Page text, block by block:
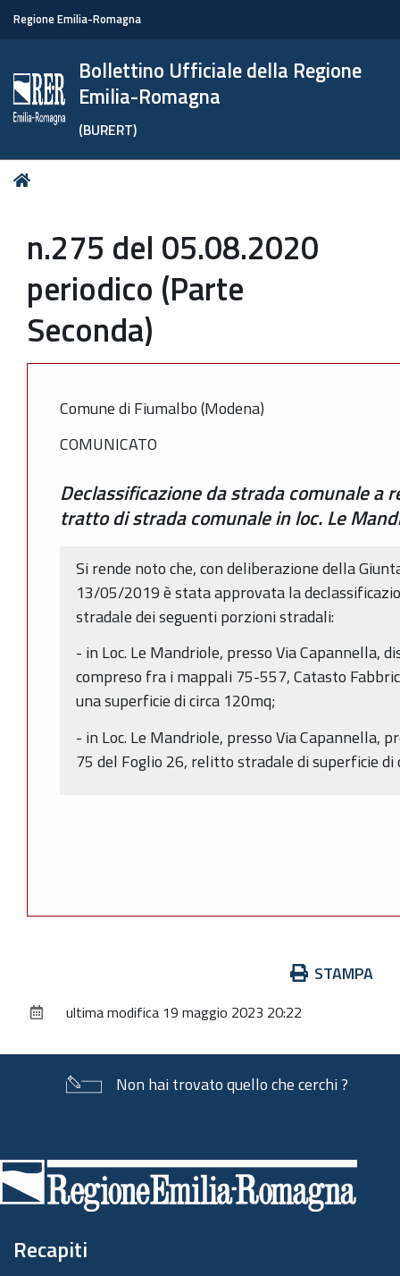
Regione Emilia-Romagna
Bollettino Ufficiale della Regione
Emilia-Romagna
(BURERT)
Tu
n.275 del 05.08.2020
periodico (Parte
Seconda)
Comune di Fiumalbo (Modena)
COMUNICATO
Declassificazione da strada comunale a
tratto di strada comunale in loc. Le
Si rende noto che, con deliberazione della
13/05/2019 è stata approvata la
stradale dei seguenti porzioni stradali:
- in Loc. Le Mandriole, presso Via Capannella,
compreso fra i mappali 75-557, Catasto
una superficie di circa 120mq;
- in Loc. Le Mandriole, presso Via Capannella,
75 del Foglio 26, relitto stradale di superficie di
documento
STAMPA
ultima modifica 19 maggio 2023 20:22
Non hai trovato quello che cerchi ?
di
pagina
Recapiti